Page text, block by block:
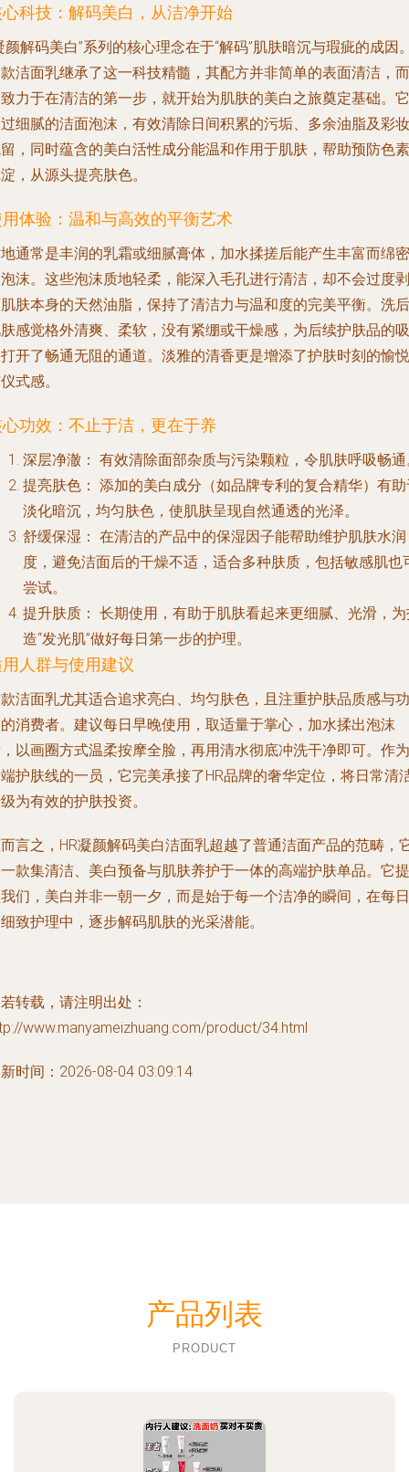
科技：解码美白，从洁净开始
颜解码美白”系列的核心理念在于“解码”肌肤暗沉与瑕疵的成因
洁面乳继承了这一科技精髓，其配方并非简单的表面清洁，而
力于在清洁的第一步，就开始为肌肤的美白之旅奠定基础。它
细腻的洁面泡沫，有效清除日间积累的污垢、多余油脂及彩妆
，同时蕴含的美白活性成分能温和作用于肌肤，帮助预防色素
，从源头提亮肤色。
体验：温和与高效的平衡艺术
通常是丰润的乳霜或细腻膏体，加水揉搓后能产生丰富而绵密
沫。这些泡沫质地轻柔，能深入毛孔进行清洁，却不会过度剥
肤本身的天然油脂，保持了清洁力与温和度的完美平衡。洗后
感觉格外清爽、柔软，没有紧绷或干燥感，为后续护肤品的吸
开了畅通无阻的通道。淡雅的清香更是增添了护肤时刻的愉悦
式感。
功效：不止于洁，更在于养
深层净澈： 有效清除面部杂质与污染颗粒，令肌肤呼吸畅
提亮肤色： 添加的美白成分（如品牌专利的复合精华）有
淡化暗沉，均匀肤色，使肌肤呈现自然通透的光泽。
舒缓保湿： 在清洁的产品中的保湿因子能帮助维护肌肤水润
度，避免洁面后的干燥不适，适合多种肤质，包括敏感肌也
尝试。
提升肤质： 长期使用，有助于肌肤看起来更细腻、光滑，
造“发光肌”做好每日第一步的护理。
人群与使用建议
洁面乳尤其适合追求亮白、均匀肤色，且注重护肤品质感与功
消费者。建议每日早晚使用，取适量于掌心，加水揉出泡沫
以画圈方式温柔按摩全脸，再用清水彻底冲洗干净即可。作为
护肤线的一员，它完美承接了HR品牌的奢华定位，将日常清
为有效的护肤投资。
言之，HR凝颜解码美白洁面乳超越了普通洁面产品的范畴，
款集清洁、美白预备与肌肤养护于一体的高端护肤单品。它提
们，美白并非一朝一夕，而是始于每一个洁净的瞬间，在每日
致护理中，逐步解码肌肤的光采潜能。
转载，请注明出处：
www.manyameizhuang.com/product/34.html
时间：2026-08-04 03:09:14
产品列表
PRODUCT